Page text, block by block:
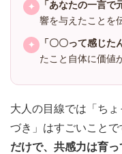
✦ 「あなたの一言で
響を与えたことを
✦ 「〇〇って感じた
たこと自体に価値
大人の目線では「ち
づき」はすごいことで
だけで、共感力は育っ